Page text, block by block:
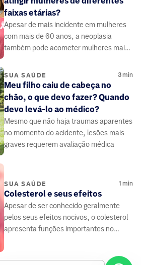
faixas etárias?
Apesar de mais incidente em mulheres
com mais de 60 anos, a neoplasia
também pode acometer mulheres mais
SUA SAÚDE 3min
Meu filho caiu de cabeça no
chão, o que devo fazer? Quando
devo levá-lo ao médico?
Mesmo que não haja traumas aparentes
no momento do acidente, lesões mais
graves requerem avaliação médica
SUA SAÚDE 1 min
Colesterol e seus efeitos
Apesar de ser conhecido geralmente
pelos seus efeitos nocivos, o colesterol
apresenta funções importantes no